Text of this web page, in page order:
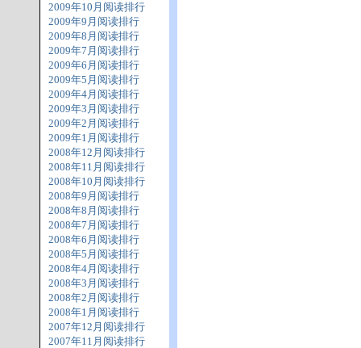
2009年10月阅读排行
2009年9月阅读排行
2009年8月阅读排行
2009年7月阅读排行
2009年6月阅读排行
2009年5月阅读排行
2009年4月阅读排行
2009年3月阅读排行
2009年2月阅读排行
2009年1月阅读排行
2008年12月阅读排行
2008年11月阅读排行
2008年10月阅读排行
2008年9月阅读排行
2008年8月阅读排行
2008年7月阅读排行
2008年6月阅读排行
2008年5月阅读排行
2008年4月阅读排行
2008年3月阅读排行
2008年2月阅读排行
2008年1月阅读排行
2007年12月阅读排行
2007年11月阅读排行